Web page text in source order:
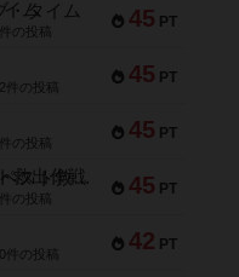
45 PT
・タイム
の投稿
45 PT
件の投稿
45 PT
の投稿
45 PT
Bitter End ブタペスト救出作戦
の投稿
42 PT
件の投稿